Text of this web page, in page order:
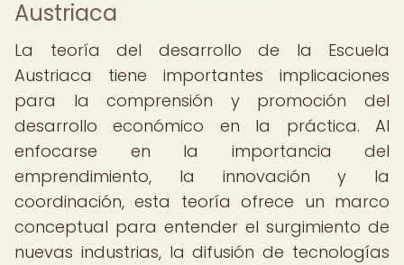
Austriaca
La teoría del desarrollo de la Escuela
Austriaca tiene importantes implicaciones
para la comprensión y promoción del
desarrollo económico en la práctica. Al
enfocarse en la importancia del
emprendimiento, la innovación y la
coordinación, esta teoría ofrece un marco
conceptual para entender el surgimiento de
nuevas industrias, la difusión de tecnologías